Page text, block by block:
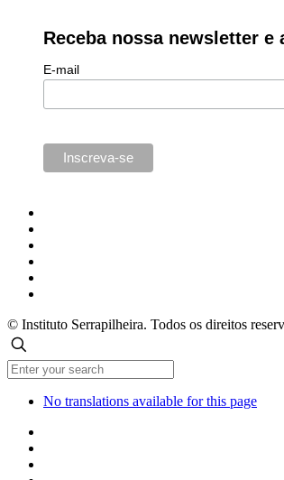
Receba nossa newsletter
E-mail
© Instituto Serrapilheira. Todos os direitos
No translations available for this page